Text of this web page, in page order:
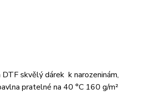
skvělý dárek k narozeninám,
pratelné na 40 °C 160 g/m²